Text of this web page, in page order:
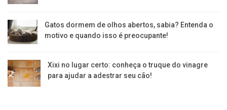
Gatos dormem de olhos abertos, sabia? Entenda o
motivo e quando isso é preocupante!
Xixi no lugar certo: conheça o truque do vinagre
para ajudar a adestrar seu cão!